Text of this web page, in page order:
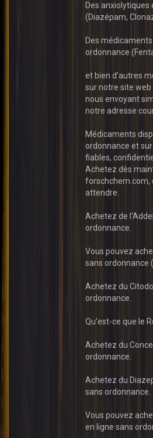
Des
(Diazépam,
Des
ordonnance
et bien d’autres
sur notre site
nous envoyant
notre adresse
Médicaments
ordonnance et
fiables,
Achetez dès
forschchem.com,
attendre.
Achetez de
ordonnance.
Vous pouvez
sans ordonnance
Achetez du
ordonnance.
Qu'est-ce que le
Achetez du
ordonnance.
Achetez du
sans ordonnance.
Vous pouvez
en ligne sans